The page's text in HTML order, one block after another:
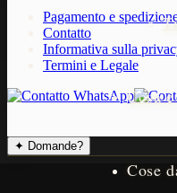
Cosa
Cose
Pagamento e
Contatto
Informativa sulla
Termini e Legale
✦ Domande?